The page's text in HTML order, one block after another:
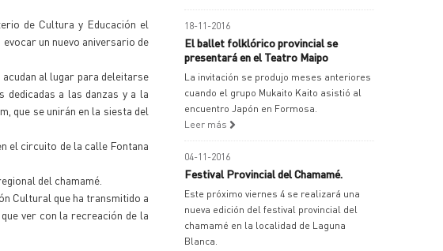
de Cultura y Educación el
un nuevo aniversario de
al lugar para deleitarse
dedicadas a las danzas y a la
que se unirán en la siesta del
el circuito de la calle Fontana
del chamamé.
Cultural que ha transmitido a
ver con la recreación de la
18-11-2016
El ballet folklórico provincial se
presentará en el Teatro Maipo
La invitación se produjo meses anteriores
cuando el grupo Mukaito Kaito asistió al
encuentro Japón en Formosa.
Leer más
04-11-2016
Festival Provincial del Chamamé.
Este próximo viernes 4 se realizará una
nueva edición del festival provincial del
chamamé en la localidad de Laguna
Blanca.